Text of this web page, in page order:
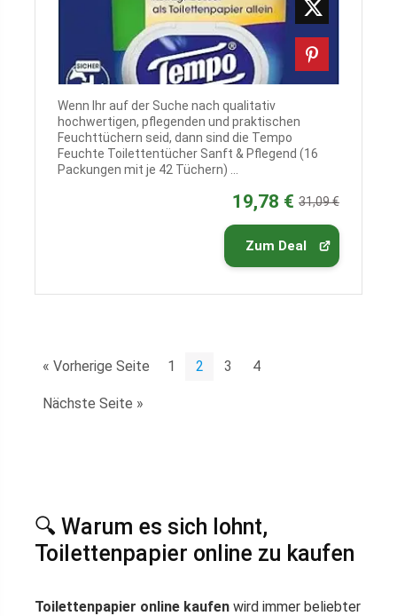
Wenn Ihr auf der Suche nach qualitativ
hochwertigen, pflegenden und praktischen
Feuchttüchern seid, dann sind die Tempo
Feuchte Toilettentücher Sanft & Pflegend (16
Packungen mit je 42 Tüchern) ...
19,78 € 31,09 €
Zum Deal
« Vorherige Seite 1 2 3 4
Nächste Seite »
🔍 Warum es sich lohnt,
Toilettenpapier online zu kaufen
Toilettenpapier online kaufen wird immer beliebter